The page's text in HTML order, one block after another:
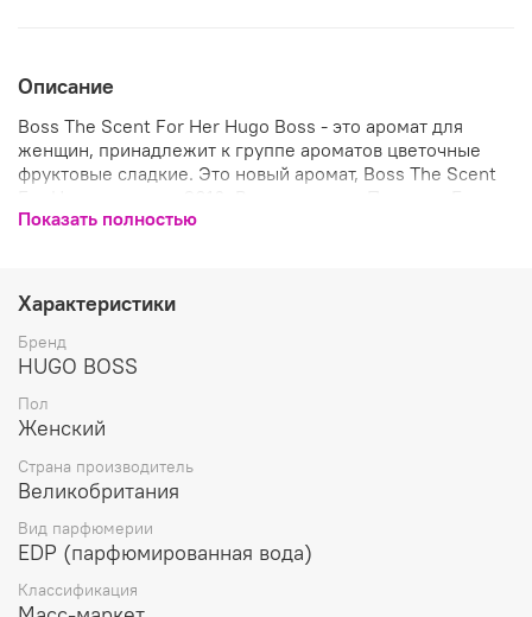
Описание
Boss The Scent For Her Hugo Boss - это аромат для
женщин, принадлежит к группе ароматов цветочные
фруктовые сладкие. Это новый аромат, Boss The Scent
фрезия; нота сердца: Османтус; базовая нота: Какао. *
Показать полностью
Характеристики
Бренд
HUGO BOSS
Пол
Женский
Страна производитель
Великобритания
Вид парфюмерии
EDP (парфюмированная вода)
Классификация